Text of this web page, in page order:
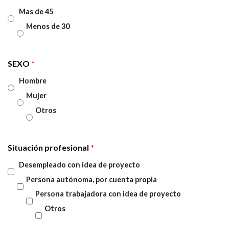
Mas de 45
Menos de 30
SEXO *
Hombre
Mujer
Otros
Situación profesional *
Desempleado con idea de proyecto
Persona autónoma, por cuenta propia
Persona trabajadora con idea de proyecto
Otros